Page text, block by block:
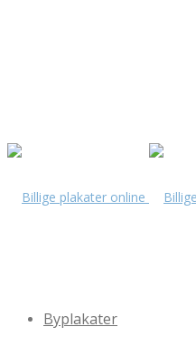
Byplakater